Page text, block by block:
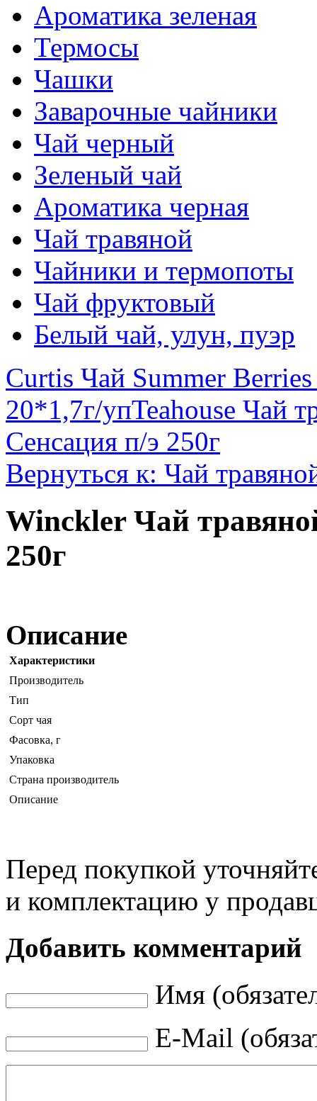
Ароматика зеленая
Термосы
Чашки
Заварочные чайники
Чай черный
Зеленый чай
Ароматика черная
Чай травяной
Чайники и термопоты
Чай фруктовый
Белый чай, улун, пуэр
Curtis Чай Summer
20*1,7г/упTeahouse Чай
Сенсация п/э 250г
Вернуться к: Чай
Winckler Чай
250г
Описание
Характеристики
Производитель
Тип
Сорт чая
Фасовка, г
Упаковка
Страна производитель
Описание
Перед покупкой
и комплектацию у
Добавить комментарий
Имя
E-Mail